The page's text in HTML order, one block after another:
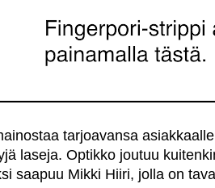
tarjoavansa
laseja. Optikko joutuu
saapuu Mikki Hiiri, jolla on